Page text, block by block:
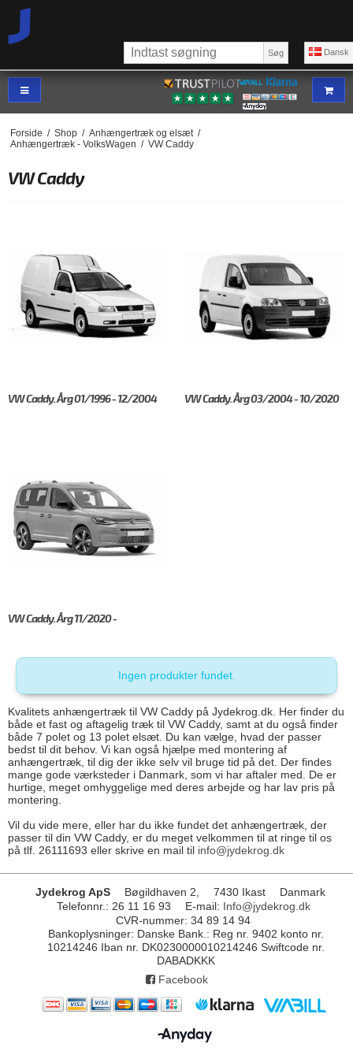
Dansk
Søg
Forside / Shop / Anhængertræk og elsæt /
Anhængertræk - VolksWagen / VW Caddy
VW Caddy
VW Caddy. Årg 01/1996 - 12/2004 VW Caddy. Årg 03/2004 - 10/2020
VW Caddy. Årg 11/2020 -
Ingen produkter fundet.
Kvalitets anhængertræk til VW Caddy på Jydekrog.dk. Her finder du
både et fast og aftagelig træk til VW Caddy, samt at du også finder
både 7 polet og 13 polet elsæt. Du kan vælge, hvad der passer
bedst til dit behov. Vi kan også hjælpe med montering af
anhængertræk, til dig der ikke selv vil bruge tid på det. Der findes
mange gode værksteder i Danmark, som vi har aftaler med. De er
hurtige, meget omhyggelige med deres arbejde og har lav pris på
montering.
Vil du vide mere, eller har du ikke fundet det anhængertræk, der
passer til din VW Caddy, er du meget velkommen til at ringe til os
på tlf. 26111693 eller skrive en mail til info@jydekrog.dk
Jydekrog ApS Bøgildhaven 2, 7430 Ikast
Danmark
Telefonnr. : 26 11 16 93 E-mail: Info@jydekrog.dk
CVR-nummer: 34 89 14 94
Bankoplysninger: Danske Bank.: Reg nr. 9402 konto nr.
10214246 Iban nr. DK0230000010214246 Swiftcode nr.
DABADKKK
Facebook